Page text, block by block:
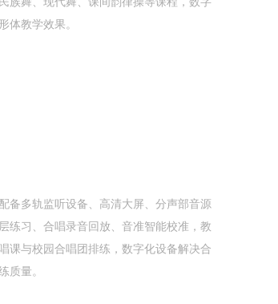
教学效果。
备多轨监听设备、高清大屏、分声部音源
练习、合唱录音回放、音准智能校准，教
课与校园合唱团排练，数字化设备解决合
量。